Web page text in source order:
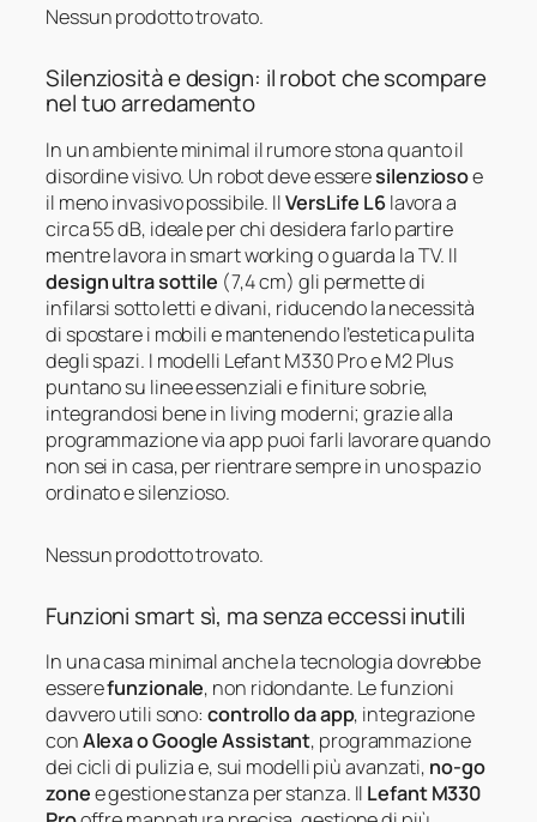
Nessun prodotto trovato.
Silenziosità e design: il robot che scompare
nel tuo arredamento
In un ambiente minimal il rumore stona quanto il
disordine visivo. Un robot deve esseresilenziosoe
il meno invasivo possibile. IlVersLife L6lavora a
circa 55 dB, ideale per chi desidera farlo partire
mentre lavora in smart working o guarda la TV. Il
design ultra sottile (7,4 cm) gli permette di
infilarsi sotto letti e divani, riducendo la necessità
di spostare i mobili e mantenendo l’estetica pulita
degli spazi. I modelli Lefant M330 Pro e M2 Plus
puntano su linee essenziali e finiture sobrie,
integrandosi bene in living moderni; grazie alla
programmazione via app puoi farli lavorare quando
non sei in casa, per rientrare sempre in uno spazio
ordinato e silenzioso.
Nessun prodotto trovato.
Funzioni smart sì, ma senza eccessi inutili
In una casa minimal anche la tecnologia dovrebbe
esserefunzionale, non ridondante. Le funzioni
davvero utili sono:controllo da app, integrazione
conAlexa o Google Assistant, programmazione
dei cicli di pulizia e, sui modelli più avanzati, no-go
zonee gestione stanza per stanza. Il Lefant M330